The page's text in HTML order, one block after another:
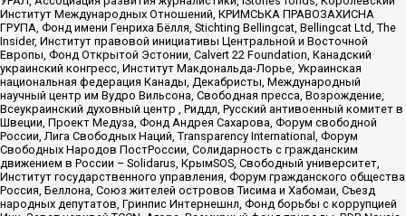
Институт Международных Отношений, КРИМСЬКА ПРАВОЗАХИСНА
ГРУПА, Фонд имени Генриха Бёлля, Stichting Bellingcat, Bellingcat Ltd, The
Insider, Институт правовой инициативы Центральной и Восточной
Европы, Фонд Открытой Эстонии, Calvert 22 Foundation, Канадский
украинский конгресс, Институт Макдональда-Лорье, Украинская
национальная федерация Канады, Декабристы, Международный
научный центр им Вудро Вильсона, Свободная пресса, Возрождение,
Всеукраинский духовный центр , Риддл, Русский антивоенный комитет в
Швеции, Проект Медуза, Фонд Андрея Сахарова, Форум свободной
России, Лига Свободных Наций, Transparеncy International, Форум
Свободных Народов ПостРоссии, Солидарность с гражданским
движением в России – Solidarus, КрымSOS, Свободный университет,
Институт государственного управления, Форум гражданского общества
Россия, Беллона, Союз жителей островов Тисима и Хабомаи, Съезд
народных депутатов, Гринпис Интернешнл, Фонд борьбы с коррупцией